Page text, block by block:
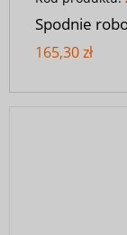
Spodnie
165,30 zł